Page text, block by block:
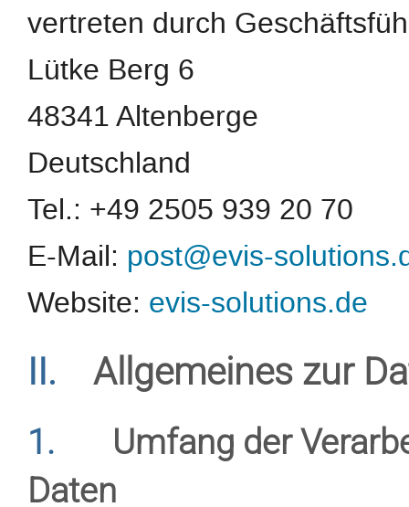
vertreten durch
Lütke Berg 6
48341 Altenberge
Deutschland
Tel.: +49 2505 939 20 70
E-Mail: post@evis-
Website: evis-solutions.de
II. Allgemeines zur
1.
Umfang der
Daten